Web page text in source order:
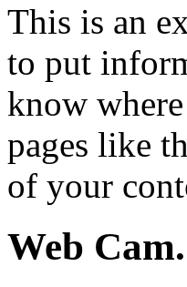
This is an
to put
know
pages like
of your
Web Cam.